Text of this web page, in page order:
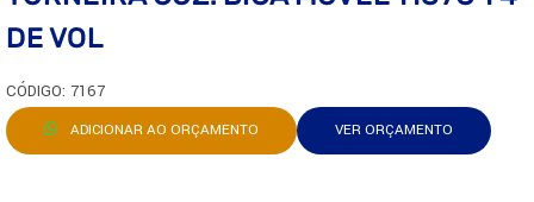
DE VOL
CÓDIGO: 7167
ADICIONAR AO ORÇAMENTO VER ORÇAMENTO